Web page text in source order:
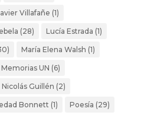
Villafañe (1)
(28) Lucía Estrada (1)
María Elena Walsh (1)
Memorias UN (6)
Nicolás Guillén (2)
Bonnett (1) Poesía (29)